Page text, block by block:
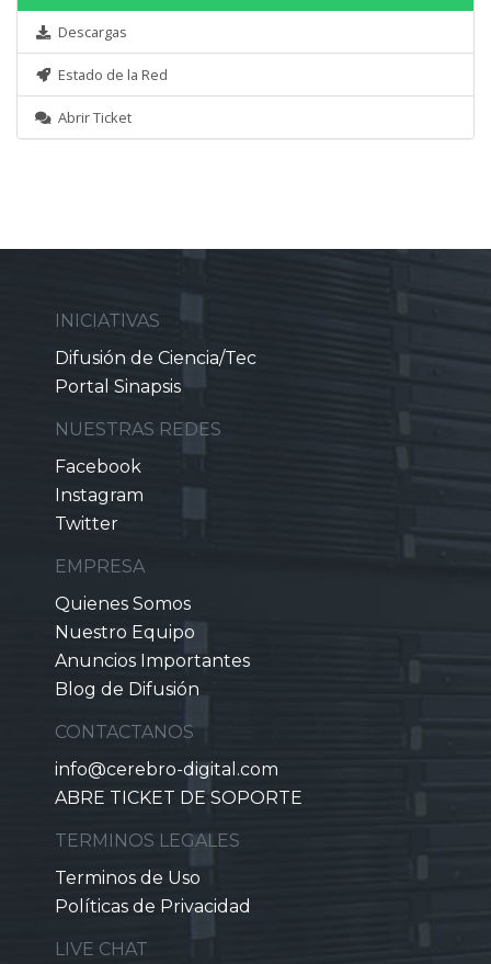
Descargas
Estado de la Red
Abrir Ticket
INICIATIVAS
Difusión de Ciencia/Tec
Portal Sinapsis
NUESTRAS REDES
Facebook
Instagram
Twitter
EMPRESA
Quienes Somos
Nuestro Equipo
Anuncios Importantes
Blog de Difusión
CONTACTANOS
info@cerebro-digital.com
ABRE TICKET DE SOPORTE
TERMINOS LEGALES
Terminos de Uso
Políticas de Privacidad
LIVE CHAT